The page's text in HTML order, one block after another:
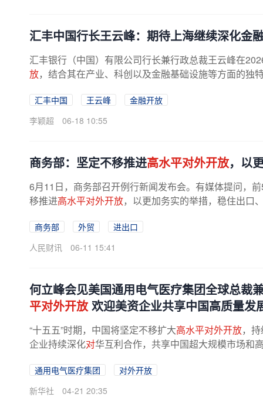
汇丰中国行长王云峰：期待上海继续深化金
汇丰银行（中国）有限公司行长兼行政总裁王云峰在
放，结合其在产业、科创以及金融基础设施等方面的独
汇丰中国 王云峰
金融开放
李颖超
06-18 10:55
商务部：坚定不移推进高水平对外开放，以
6月11日，商务部召开例行新闻发布会。有媒体提问，
移推进高水平对外开放，以更加务实的举措，稳住出口
商务部 外贸
进出口
人民财讯
06-11 15:41
何立峰会见美国通用电气医疗集团全球总裁
平对外开放欢迎美资企业共享中国高质量发
“十五五”时期，中国将坚定不移扩大高水平对外开放，
企业持续深化对华互利合作，共享中国超大规模市场和
通用电气医疗集团
对外开放
新华社
04-21 20:35